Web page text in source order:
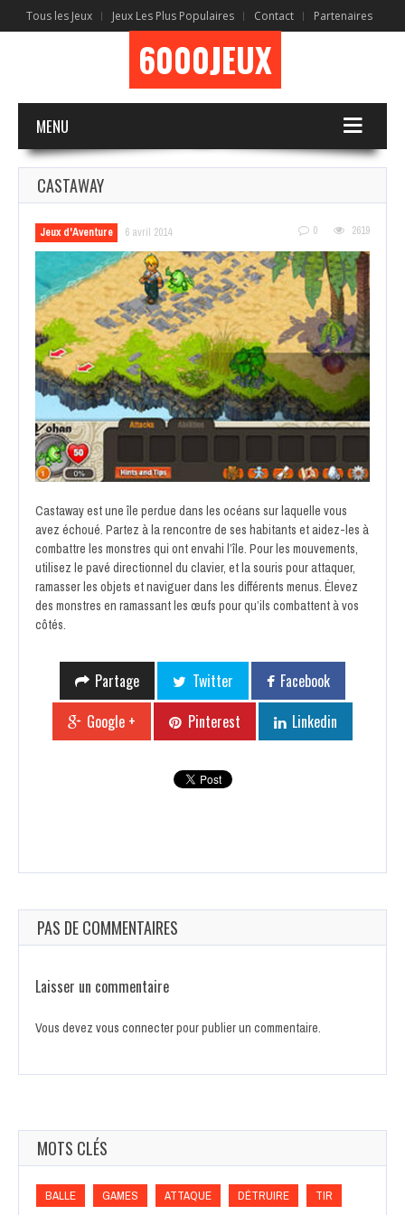
Tous les Jeux Jeux Les Plus Populaires Contact Partenaires
6000JEUX
MENU
CASTAWAY
Jeux d'Aventure 6 avril 2014 0 2619
Castaway est une île perdue dans les océans sur laquelle vous
avez échoué. Partez à la rencontre de ses habitants et aidez-les à
combattre les monstres qui ont envahi l’île. Pour les mouvements,
utilisez le pavé directionnel du clavier, et la souris pour attaquer,
ramasser les objets et naviguer dans les différents menus. Élevez
des monstres en ramassant les œufs pour qu’ils combattent à vos
côtés.
Partage Twitter
Facebook
Google +
Pinterest Linkedin
PAS DE COMMENTAIRES
Laisser un commentaire
Vous devez vous connecterpour publier un commentaire.
MOTS CLÉS
BALLE GAMES ATTAQUE DÉTRUIRE TIR